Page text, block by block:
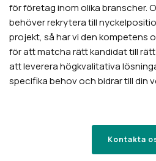
för företag inom olika branscher.
behöver rekrytera till
projekt, så har vi den kompetens
för att matcha rätt kandidat till
att leverera högkvalitativa
specifika behov och bidrar till din
Kontakta